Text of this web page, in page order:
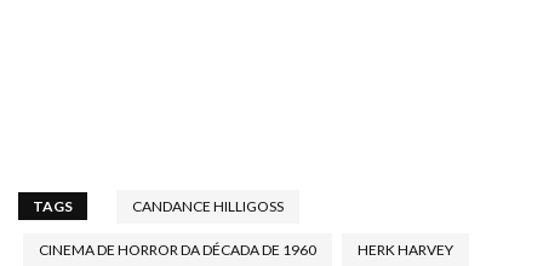
TAGS CANDANCE HILLIGOSS
CINEMA DE HORROR DA DÉCADA DE 1960 HERK HARVEY